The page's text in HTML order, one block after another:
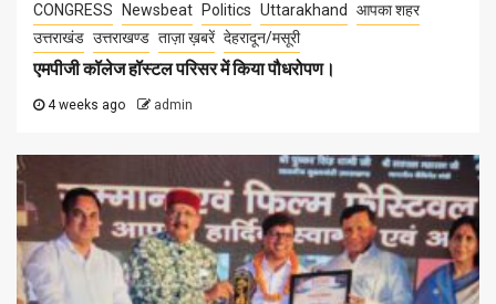
CONGRESS Newsbeat Politics Uttarakhand
आपका शहर
उत्तराखंड उत्तराखण्ड ताज़ा ख़बरें देहरादून/मसूरी
एमपीजी कॉलेज हॉस्टल परिसर में किया पौधरोपण।
4 weeks ago admin